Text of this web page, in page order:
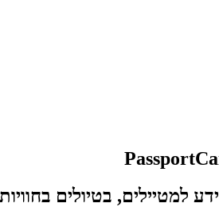
למטיילים, בטיולים